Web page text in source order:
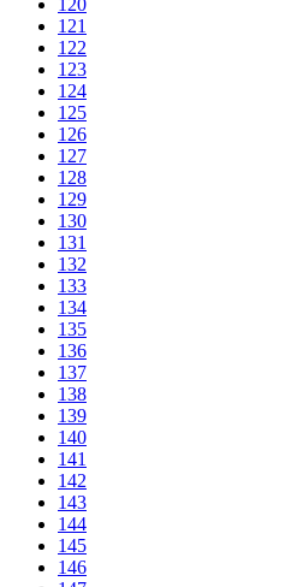
121
122
123
124
125
126
127
128
129
130
131
132
133
134
135
136
137
138
139
140
141
142
143
144
145
146